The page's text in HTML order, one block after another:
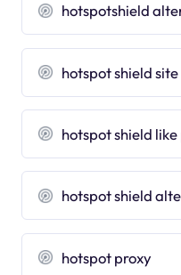
hotspotshield
hotspot shield site
hotspot shield
hotspot shield
hotspot proxy